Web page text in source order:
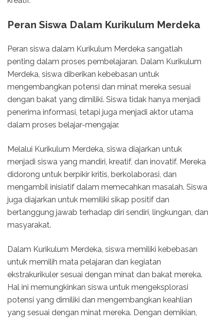
Peran Siswa Dalam Kurikulum Merdeka
Peran siswa dalam Kurikulum Merdeka sangatlah
penting dalam proses pembelajaran. Dalam Kurikulum
Merdeka, siswa diberikan kebebasan untuk
mengembangkan potensi dan minat mereka sesuai
dengan bakat yang dimiliki. Siswa tidak hanya menjadi
penerima informasi, tetapi juga menjadi aktor utama
dalam proses belajar-mengajar.
Melalui Kurikulum Merdeka, siswa diajarkan untuk
menjadi siswa yang mandiri, kreatif, dan inovatif. Mereka
didorong untuk berpikir kritis, berkolaborasi, dan
mengambil inisiatif dalam memecahkan masalah. Siswa
juga diajarkan untuk memiliki sikap positif dan
bertanggung jawab terhadap diri sendiri, lingkungan, dan
masyarakat.
Dalam Kurikulum Merdeka, siswa memiliki kebebasan
untuk memilih mata pelajaran dan kegiatan
ekstrakurikuler sesuai dengan minat dan bakat mereka.
Hal ini memungkinkan siswa untuk mengeksplorasi
potensi yang dimiliki dan mengembangkan keahlian
yang sesuai dengan minat mereka. Dengan demikian,